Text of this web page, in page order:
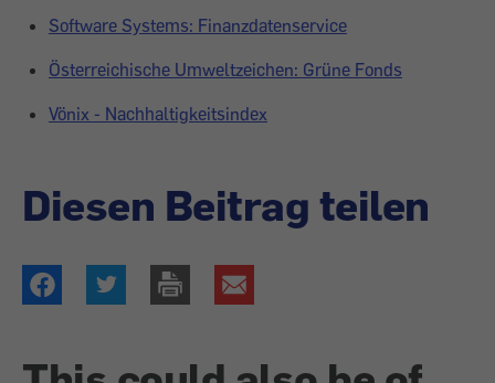
Software Systems: Finanzdatenservice
Österreichische Umweltzeichen: Grüne Fonds
Vönix - Nachhaltigkeitsindex
Diesen Beitrag teilen